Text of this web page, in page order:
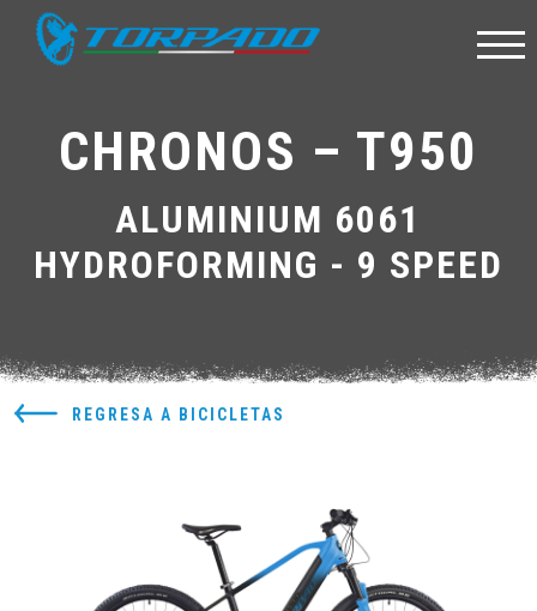
CHRONOS – T950
ALUMINIUM 6061
HYDROFORMING - 9 SPEED
REGRESA A BICICLETAS